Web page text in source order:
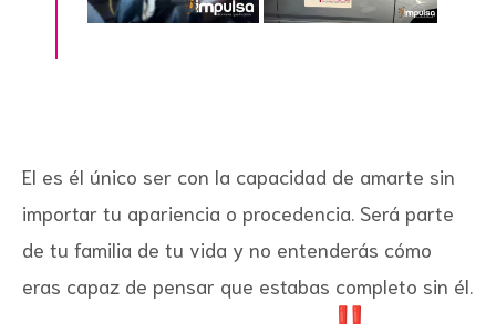
El es él único ser con la capacidad de amarte sin
importar tu apariencia o procedencia. Será parte
de tu familia de tu vida y no entenderás cómo
eras capaz de pensar que estabas completo sin él.